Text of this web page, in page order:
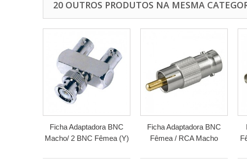
20 OUTROS PRODUTOS NA MESMA
Ficha Adaptadora BNC
Macho/ 2 BNC Fêmea (Y)
Ficha Adaptadora BNC
Fêmea / RCA Macho